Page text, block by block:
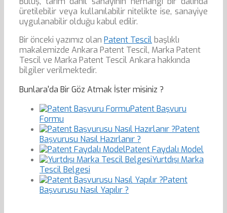
üretilebilir veya kullanılabilir nitelikte ise, sanayiye
uygulanabilir olduğu kabul edilir.
Bir önceki yazımız olan Patent Tescil başlıklı
makalemizde Ankara Patent Tescil, Marka Patent
Tescil ve Marka Patent Tescil Ankara hakkında
bilgiler verilmektedir.
Bunlara'da Bir Göz Atmak İster misiniz ?
Patent Başvuru
Formu
Patent
Başvurusu Nasıl Hazırlanır ?
Patent Faydalı Model
Yurtdışı Marka
Tescil Belgesi
Patent
Başvurusu Nasıl Yapılır ?